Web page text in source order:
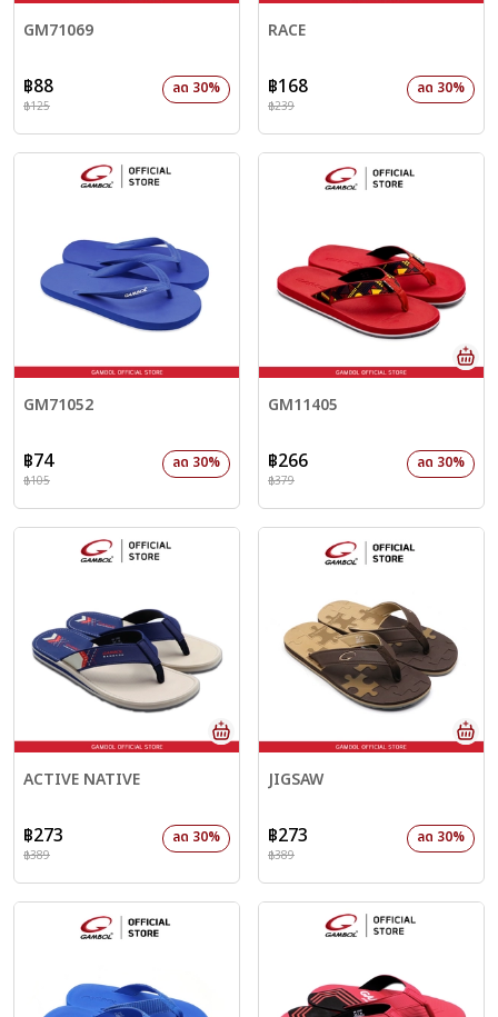
GM71069
฿88 ลด 30%
฿125
RACE
฿168 ลด 30%
฿239
GM71052
฿74 ลด 30%
฿105
GM11405
฿266 ลด 30%
฿379
ACTIVE NATIVE
฿273 ลด 30%
฿389
JIGSAW
฿273 ลด 30%
฿389